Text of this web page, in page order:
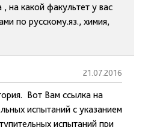
на какой факультет у вас
по русскому.яз., химия,
21.07.2016
Вот Вам ссылка на
испытаний с указанием
испытаний при